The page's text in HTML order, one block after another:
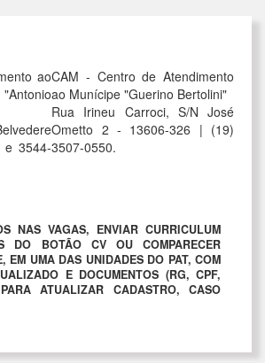
ao
e 3544-
CAM - Centro de Atendimento
ao Munícipe "Guerino Bertolini"
Rua Irineu Carroci, S/N José
Ometto 2 - 13606-326 | (19)
3507-0550.
NAS VAGAS, ENVIAR CURRICULUM
DO BOTÃO CV OU COMPARECER
EM UMA DAS UNIDADES DO PAT, COM
E DOCUMENTOS (RG, CPF,
ATUALIZAR CADASTRO, CASO